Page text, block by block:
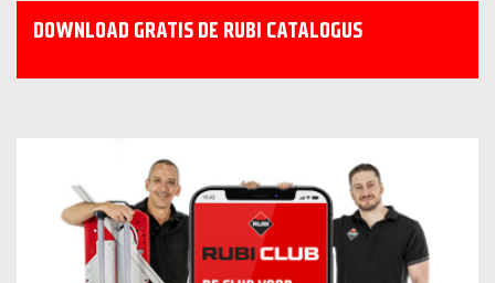
DOWNLOAD GRATIS DE RUBI CATALOGUS